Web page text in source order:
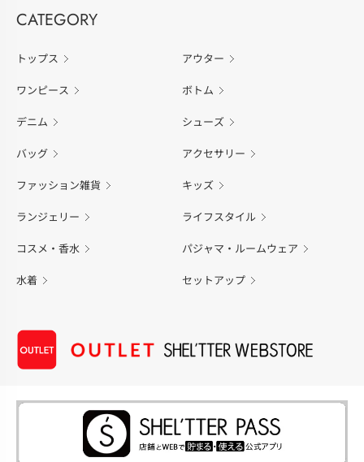
CATEGORY
トップス アウター
ワンピース ボトム
デニム シューズ
バッグ アクセサリー
ファッション雑貨 キッズ
ランジェリー ライフスタイル
コスメ・香水 パジャマ・ルームウェア
水着 セットアップ